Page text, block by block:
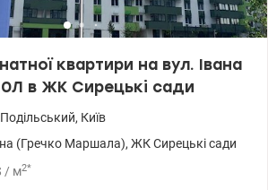
квартири на вул. Івана
в ЖК Сирецькі сади
Подільський, Київ
(Гречко Маршала), ЖК Сирецькі сади
/ м2*